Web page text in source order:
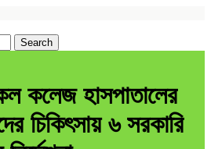
কলেজ হাসপাতালের
চিকিৎসায় ৬ সরকারি